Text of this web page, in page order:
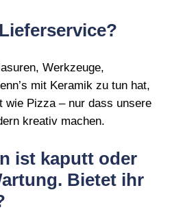
Werkzeuge,
mit Keramik zu tun hat,
wie Pizza – nur dass unsere
kreativ machen.
ist kaputt oder
Bietet ihr